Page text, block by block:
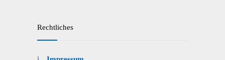
Rechtliches